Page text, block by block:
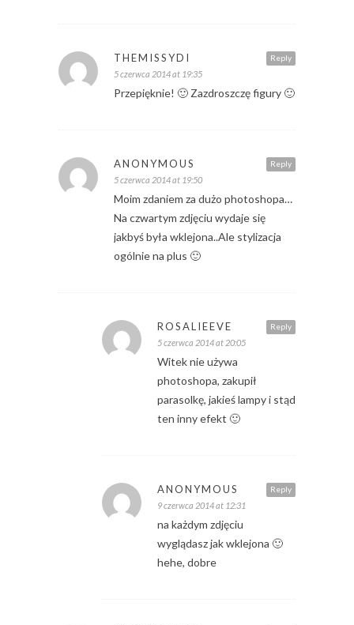
Reply
THEMISSYDI
5 czerwca 2014 at 19:35
Przepięknie! 🙂 Zazdroszczę figury 🙂
Reply
ANONYMOUS
5 czerwca 2014 at 19:50
Moim zdaniem za dużo photoshopa…
Na czwartym zdjęciu wydaje się
jakbyś była wklejona..Ale stylizacja
ogólnie na plus 🙂
Reply
ROSALIEEVE
5 czerwca 2014 at 20:05
Witek nie używa
photoshopa, zakupił
parasolkę, jakieś lampy i stąd
ten inny efekt 🙂
Reply
ANONYMOUS
9 czerwca 2014 at 12:31
na każdym zdjęciu
wyglądasz jak wklejona 🙂
hehe, dobre